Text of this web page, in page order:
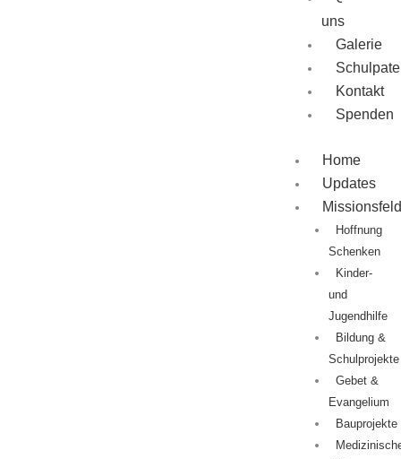
uns
Galerie
Kontakt
Spenden
Home
Updates
Hoffnung
Schenken
Kinder-
und
Jugendhilfe
Bildung &
Schulprojekte
Gebet &
Evangelium
Bauprojekte